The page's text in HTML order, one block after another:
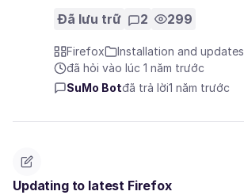
Đã lưu trữ 2 299
Firefox
Installation and updates
đã hỏi vào lúc 1 năm trước
SuMo Botđã trả lời1 năm trước
Updating to latest Firefox